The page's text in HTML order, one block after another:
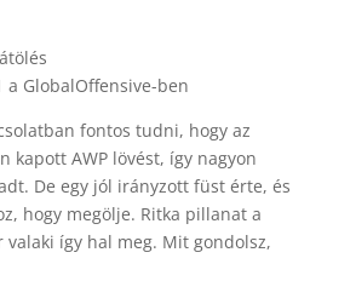
GlobalOffensive-ben
fontos tudni, hogy az
kapott AWP lövést, így nagyon
De egy jól irányzott füst érte, és
hogy megölje. Ritka pillanat a
valaki így hal meg. Mit gondolsz,